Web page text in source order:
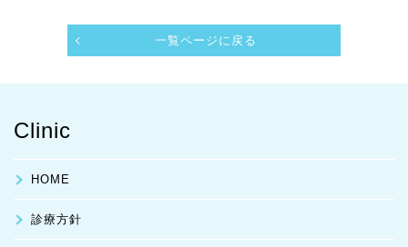
一覧ページに戻る
Clinic
HOME
診療方針